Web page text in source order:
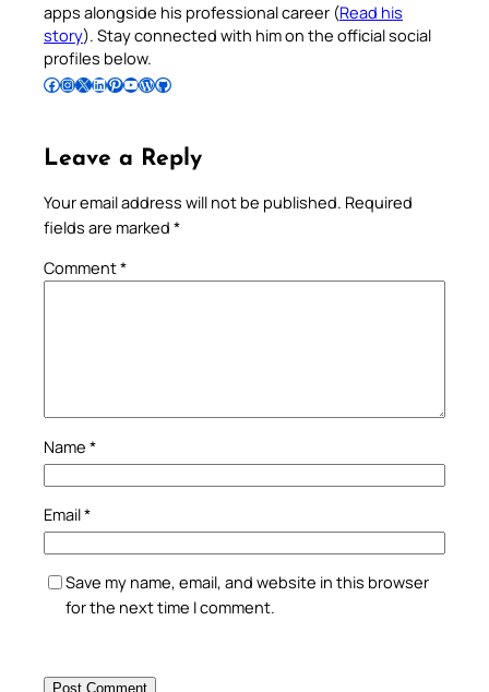
apps alongside his professional career (Read his
story). Stay connected with him on the official social
profiles below.
Follow Pradeep on Facebook Follow Pradeep on InstagramFollow Pradeep on X Follow Pradeep on LinkedIn Follow Pradeep on Pinterest Subscribe to Pradeep’s Youtube Channel Follow Pradeep on WordPress Follow Pradeep on GitHub
Leave a Reply
Your email address will not be published. Required
fields are marked *
Comment*
Name *
Email*
Save my name, email, and website in this browser
for the next time I comment.